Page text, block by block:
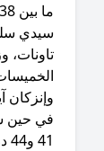
ما
سليمان،
وزان،
مكناس،
آيت ملول.
حين ستلتهب
41 و44